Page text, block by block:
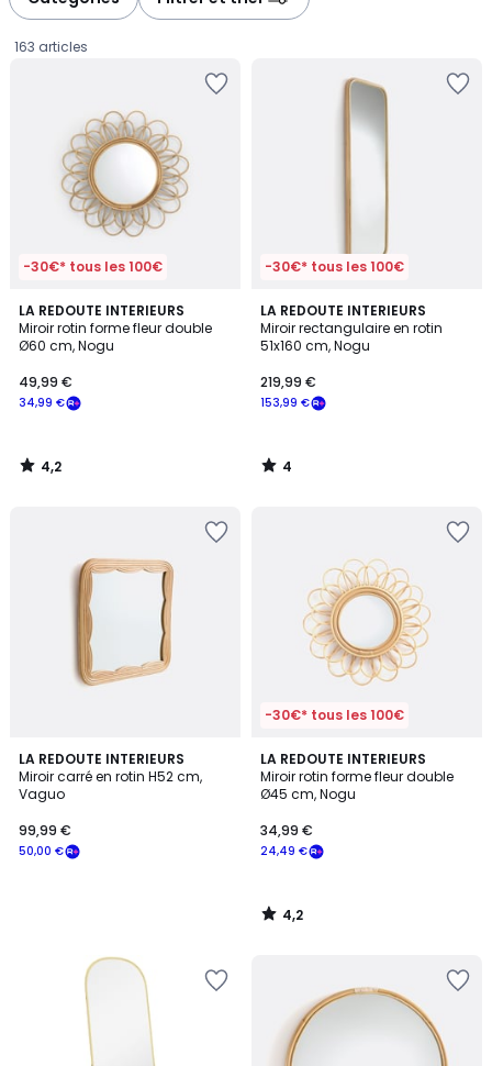
163 articles
-30€* tous les 100€
LA REDOUTE INTERIEURS
Miroir rotin forme fleur double
Ø60 cm, Nogu
€
souscrivez
notre
programme
34,99 €
49,99 €
4,2
/ 5
4,2
/
-30€* tous les 100€
LA REDOUTE INTERIEURS
Miroir rectangulaire en rotin
51x160 cm, Nogu
153,99 €
219,99 €
4
/
5
4
/
LA REDOUTE INTERIEURS
Miroir carré en rotin H52 cm,
Vaguo
50,00 €
99,99 €
-30€* tous les 100€
LA REDOUTE INTERIEURS
Miroir rotin forme fleur double
Ø45 cm, Nogu
24,49 €
34,99 €
4,2
/ 5
4,2
/